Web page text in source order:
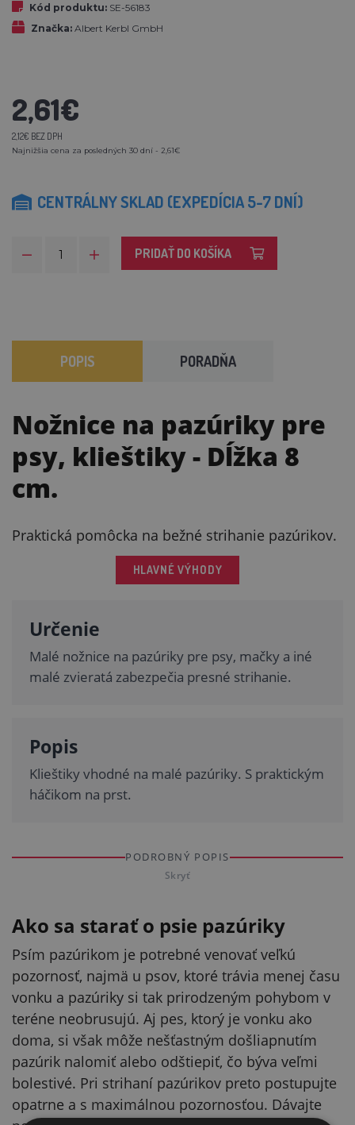
Kód produktu: SE-56183
Značka: Albert Kerbl GmbH
2,61€
2,12€ BEZ DPH
Najnižšia cena za posledných 30 dní - 2,61€
CENTRÁLNY SKLAD (EXPEDÍCIA 5-7 DNÍ)
PRIDAŤ DO KOŠÍKA
POPIS PORADŇA
Nožnice na pazúriky pre
psy, klieštiky- Dĺžka 8
cm.
Praktická pomôcka na bežné strihanie pazúrikov.
HLAVNÉ VÝHODY
Určenie
Malé nožnice na pazúriky pre psy, mačky a iné
malé zvieratá zabezpečia presné strihanie.
Popis
Klieštiky vhodné na malé pazúriky. S praktickým
háčikom na prst.
PODROBNÝ POPIS
Skryť
Ako sa starať o psie pazúriky
Psím pazúrikom je potrebné venovať veľkú
pozornosť, najmä u psov, ktoré trávia menej času
vonku a pazúriky si tak prirodzeným pohybom v
teréne neobrusujú. Aj pes, ktorý je vonku ako
doma, si však môže nešťastným došliapnutím
pazúrik nalomiť alebo odštiepiť, čo býva veľmi
bolestivé. Pri strihaní pazúrikov preto postupujte
opatrne a s maximálnou pozornosťou. Dávajte